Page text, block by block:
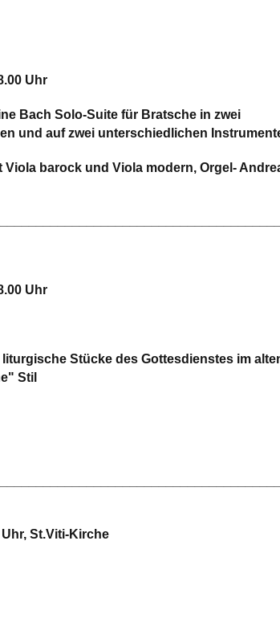
Uhr
Bach Solo-Suite für Bratsche in zwei
und auf zwei unterschiedlichen
Viola barock und Viola modern, Orgel-
Uhr
Stücke des Gottesdienstes im
Stil
St.Viti-Kirche